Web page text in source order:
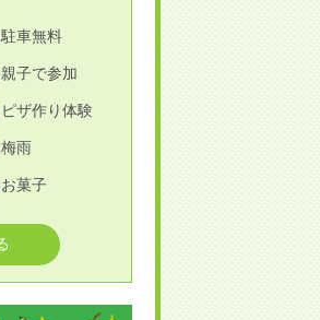
駐車無料
親子で参加
ピザ作り体験
梅雨
お菓子